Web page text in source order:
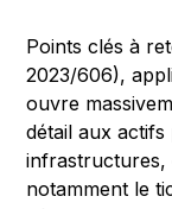
Points clés à
2023/606),
ouvre
détail aux
infrastructures,
notamment le